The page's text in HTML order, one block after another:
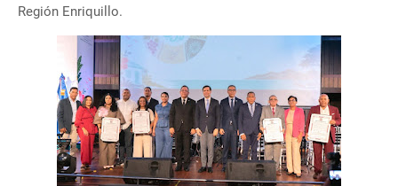
Región Enriquillo.